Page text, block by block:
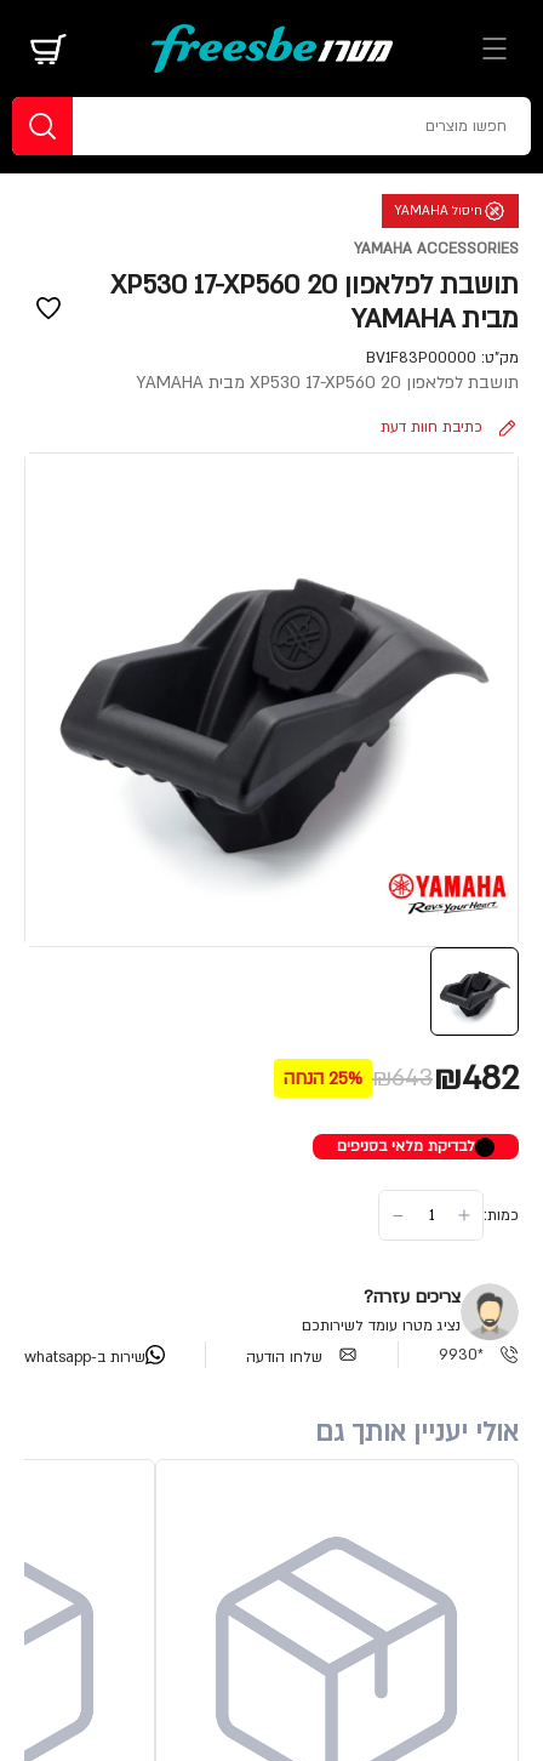
חיסול YAMAHA
YAMAHA ACCESSORIES
תושבת לפלאפון XP530 17-XP560 20
מבית YAMAHA
מק"ט: BV1F83P00000
תושבת לפלאפון XP530 17-XP560 20 מבית YAMAHA
כתיבת חוות דעת
₪482
₪643 25% הנחה
לבדיקת מלאי בסניפים
כמות:
צריכים עזרה?
נציג מטרו עומד לשירותכם
*9930
שלחו הודעה שירות ב-whatsapp
אולי יעניין אותך גם